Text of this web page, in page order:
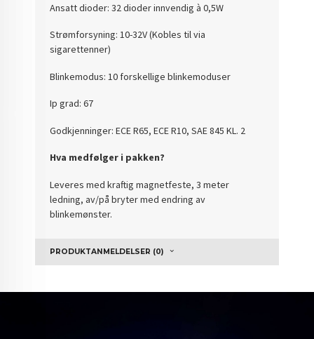
Ansatt dioder: 32 dioder innvendig à 0,5W
Strømforsyning: 10-32V (Kobles til via
sigarettenner)
Blinkemodus: 10 forskellige blinkemoduser
Ip grad: 67
Godkjenninger: ECE R65, ECE R10, SAE 845 KL. 2
Hva medfølger i pakken?
Leveres med kraftig magnetfeste, 3 meter
ledning, av/på bryter med endring av
blinkemønster.
PRODUKTANMELDELSER (0)